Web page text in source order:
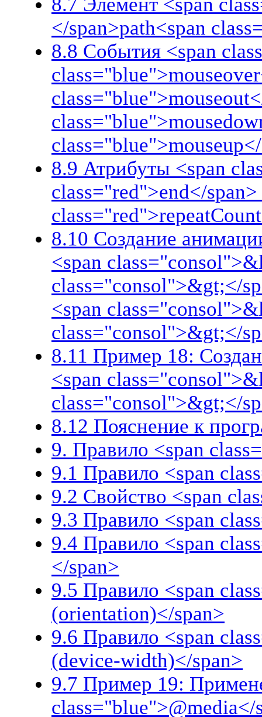
</span>path<span
8.8 События <span
8.9 Атрибуты <span
class="red">end</
8.10 Создание
<span
class="consol">&gt;</
<span
class="consol">&gt;</
8.11 Пример 18:
<span
class="consol">&gt;</
8.12 Пояснение к
9. Правило <span
9.1 Правило <span
9.2 Свойство <span
9.3 Правило <span
9.4 Правило <span
</span>
9.5 Правило <span
(orientation)</span>
9.6 Правило <span
(device-width)</span>
9.7 Пример 19:
class="blue">@media</